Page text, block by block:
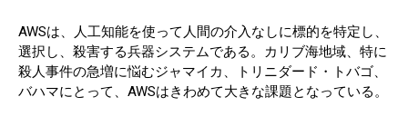
AWSは、人工知能を使って人間の介入なしに標的を特定し、
選択し、殺害する兵器システムである。カリブ海地域、特に
殺人事件の急増に悩むジャマイカ、トリニダード・トバゴ、
バハマにとって、AWSはきわめて大きな課題となっている。